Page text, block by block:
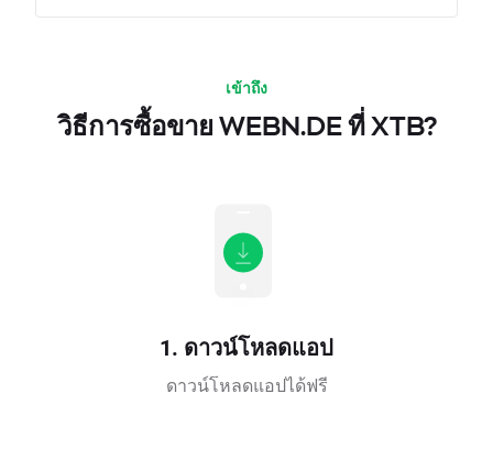
เข้าถึง
วิธีการซื้อขาย WEBN.DE ที่ XTB?
1. ดาวน์โหลดแอป
ดาวน์โหลดแอปได้ฟรี